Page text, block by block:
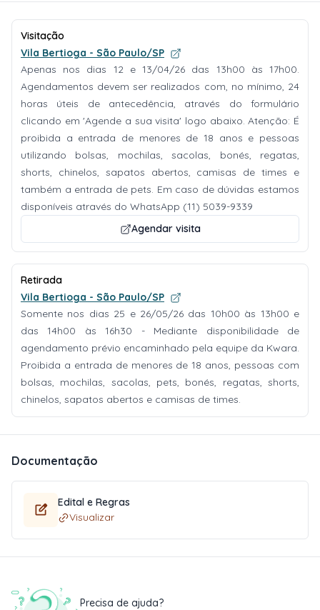
Visitação
Vila Bertioga - São Paulo/SP
Apenas nos dias 12 e 13/04/26 das 13h00 às 17h00.
Agendamentos devem ser realizados com, no mínimo, 24
horas úteis de antecedência, através do formulário
clicando em 'Agende a sua visita' logo abaixo. Atenção: É
proibida a entrada de menores de 18 anos e pessoas
utilizando bolsas, mochilas, sacolas, bonés, regatas,
shorts, chinelos, sapatos abertos, camisas de times e
também a entrada de pets. Em caso de dúvidas estamos
disponíveis através do WhatsApp (11) 5039-9339
Agendar visita
Retirada
Vila Bertioga - São Paulo/SP
Somente nos dias 25 e 26/05/26 das 10h00 às 13h00 e
das 14h00 às 16h30 - Mediante disponibilidade de
agendamento prévio encaminhado pela equipe da Kwara.
Proibida a entrada de menores de 18 anos, pessoas com
bolsas, mochilas, sacolas, pets, bonés, regatas, shorts,
chinelos, sapatos abertos e camisas de times.
Documentação
Edital e Regras
Visualizar
Precisa de ajuda?